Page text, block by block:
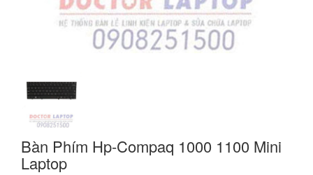
Bàn Phím Hp-Compaq 1000 1100 Mini
Laptop